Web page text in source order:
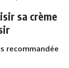
sa crème
recommandée